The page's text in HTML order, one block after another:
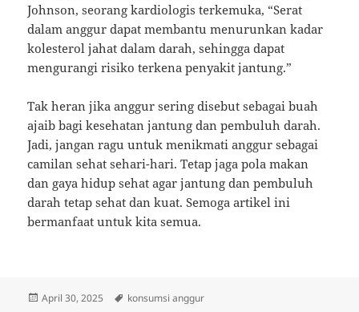
Johnson, seorang kardiologis terkemuka, “Serat
dalam anggur dapat membantu menurunkan kadar
kolesterol jahat dalam darah, sehingga dapat
mengurangi risiko terkena penyakit jantung.”
Tak heran jika anggur sering disebut sebagai buah
ajaib bagi kesehatan jantung dan pembuluh darah.
Jadi, jangan ragu untuk menikmati anggur sebagai
camilan sehat sehari-hari. Tetap jaga pola makan
dan gaya hidup sehat agar jantung dan pembuluh
darah tetap sehat dan kuat. Semoga artikel ini
bermanfaat untuk kita semua.
Posted
April 30, 2025 Tags
konsumsi anggur